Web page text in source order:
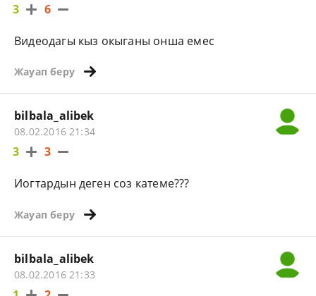
3 6
Видеодагы кыз окыганы онша емес
Жауап беру
bilbala_alibek
08.02.2016 21:34
3 3
Иогтардын деген соз катеме???
Жауап беру
bilbala_alibek
08.02.2016 21:33